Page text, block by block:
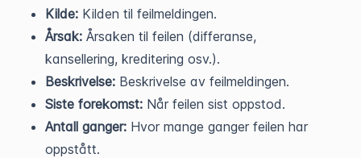
Kilde: Kilden til feilmeldingen.
Årsak: Årsaken til feilen (differanse,
kansellering, kreditering osv.).
Beskrivelse: Beskrivelse av feilmeldingen.
Siste forekomst: Når feilen sist oppstod.
Antall ganger: Hvor mange ganger feilen har
oppstått.